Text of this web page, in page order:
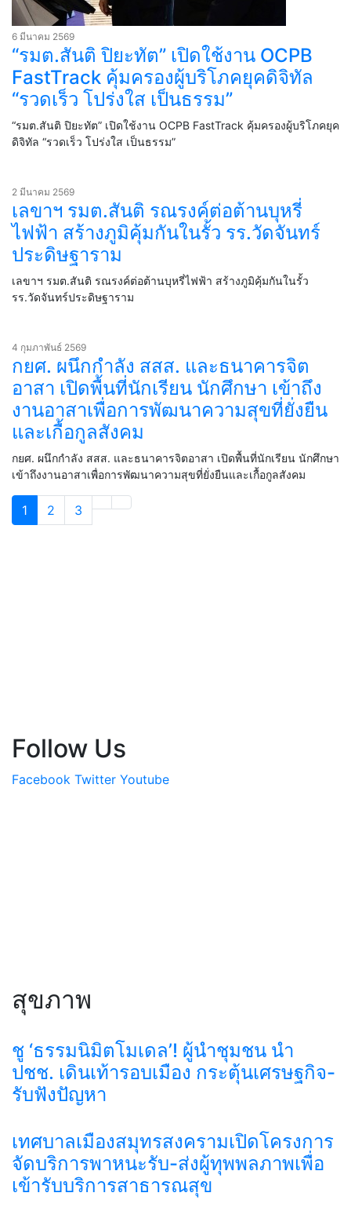
6 มีนาคม 2569
“รมต.สันติ ปิยะทัต” เปิดใช้งาน OCPB
FastTrack คุ้มครองผู้บริโภคยุคดิจิทัล
“รวดเร็ว โปร่งใส เป็นธรรม”
“รมต.สันติ ปิยะทัต” เปิดใช้งาน OCPB FastTrack คุ้มครองผู้บริโภคยุค
ดิจิทัล “รวดเร็ว โปร่งใส เป็นธรรม”
2 มีนาคม 2569
เลขาฯ รมต.สันติ รณรงค์ต่อต้านบุหรี่
ไฟฟ้า สร้างภูมิคุ้มกันในรั้ว รร.วัดจันทร์
ประดิษฐาราม
เลขาฯ รมต.สันติ รณรงค์ต่อต้านบุหรี่ไฟฟ้า สร้างภูมิคุ้มกันในรั้ว
รร.วัดจันทร์ประดิษฐาราม
4 กุมภาพันธ์ 2569
กยศ. ผนึกกำลัง สสส. และธนาคารจิต
อาสา เปิดพื้นที่นักเรียน นักศึกษา เข้าถึง
งานอาสาเพื่อการพัฒนาความสุขที่ยั่งยืน
และเกื้อกูลสังคม
กยศ. ผนึกกำลัง สสส. และธนาคารจิตอาสา เปิดพื้นที่นักเรียน นักศึกษา
เข้าถึงงานอาสาเพื่อการพัฒนาความสุขที่ยั่งยืนและเกื้อกูลสังคม
1 2 3
Follow Us
Facebook Twitter Youtube
สุขภาพ
ชู ‘ธรรมนิมิตโมเดล’! ผู้นำชุมชน นำ
ปชช. เดินเท้ารอบเมือง กระตุ้นเศรษฐกิจ-
รับฟังปัญหา
เทศบาลเมืองสมุทรสงครามเปิดโครงการ
จัดบริการพาหนะรับ-ส่งผู้ทุพพลภาพเพื่อ
เข้ารับบริการสาธารณสุข